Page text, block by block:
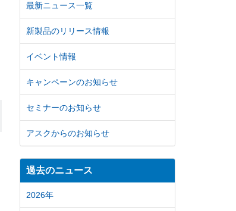
最新ニュース一覧
新製品のリリース情報
イベント情報
キャンペーンのお知らせ
セミナーのお知らせ
アスクからのお知らせ
過去のニュース
2026年